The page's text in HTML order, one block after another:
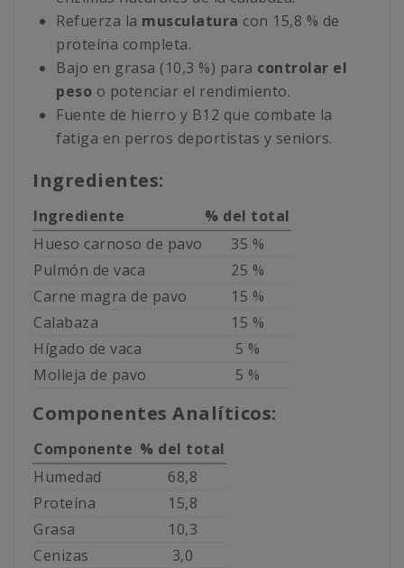
Refuerza la musculatura con 15,8 % de
proteína completa.
Bajo en grasa (10,3 %) para controlar el
peso o potenciar el rendimiento.
Fuente de hierro y B12 que combate la
fatiga en perros deportistas y seniors.
Ingredientes:
Ingrediente
% del total
Hueso carnoso de pavo
35 %
Pulmón de vaca
25 %
Carne magra de pavo
15 %
Calabaza
15 %
Hígado de vaca
5 %
Molleja de pavo
5 %
Componentes Analíticos:
Componente % del total
Humedad
68,8
Proteína
15,8
Grasa
10,3
Cenizas
3,0